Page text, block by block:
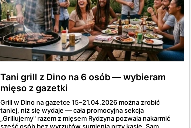
Tani grill z Dino na 6 osób — wybieram
mięso z gazetki
Grill w Dino na gazetce 15–21.04.2026 można zrobić
taniej, niż się wydaje — cała promocyjna sekcja
„Grillujemy" razem z mięsem Rydzyna pozwala nakarmić